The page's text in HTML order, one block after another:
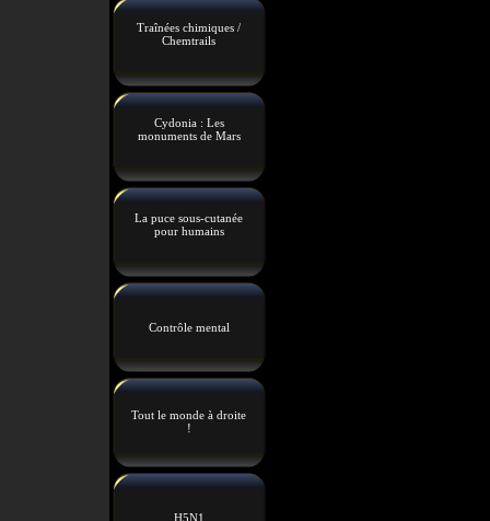
Traînées chimiques /
Chemtrails
Cydonia : Les
monuments de Mars
La puce sous-cutanée
pour humains
Contrôle mental
Tout le monde à droite
!
H5N1